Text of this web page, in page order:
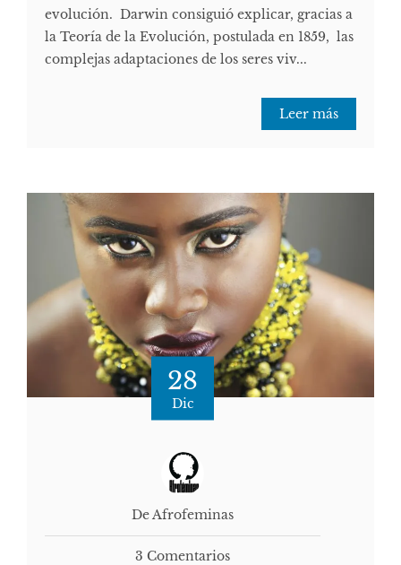
evolución. Darwin consiguió explicar, gracias a
la Teoría de la Evolución, postulada en 1859, las
complejas adaptaciones de los seres viv...
Leer más
28
Dic
De Afrofeminas
3 Comentarios